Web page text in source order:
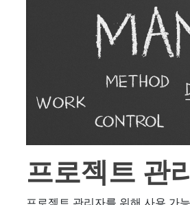
프로젝트 관
프로젝트 관리자를 위해 사용 가